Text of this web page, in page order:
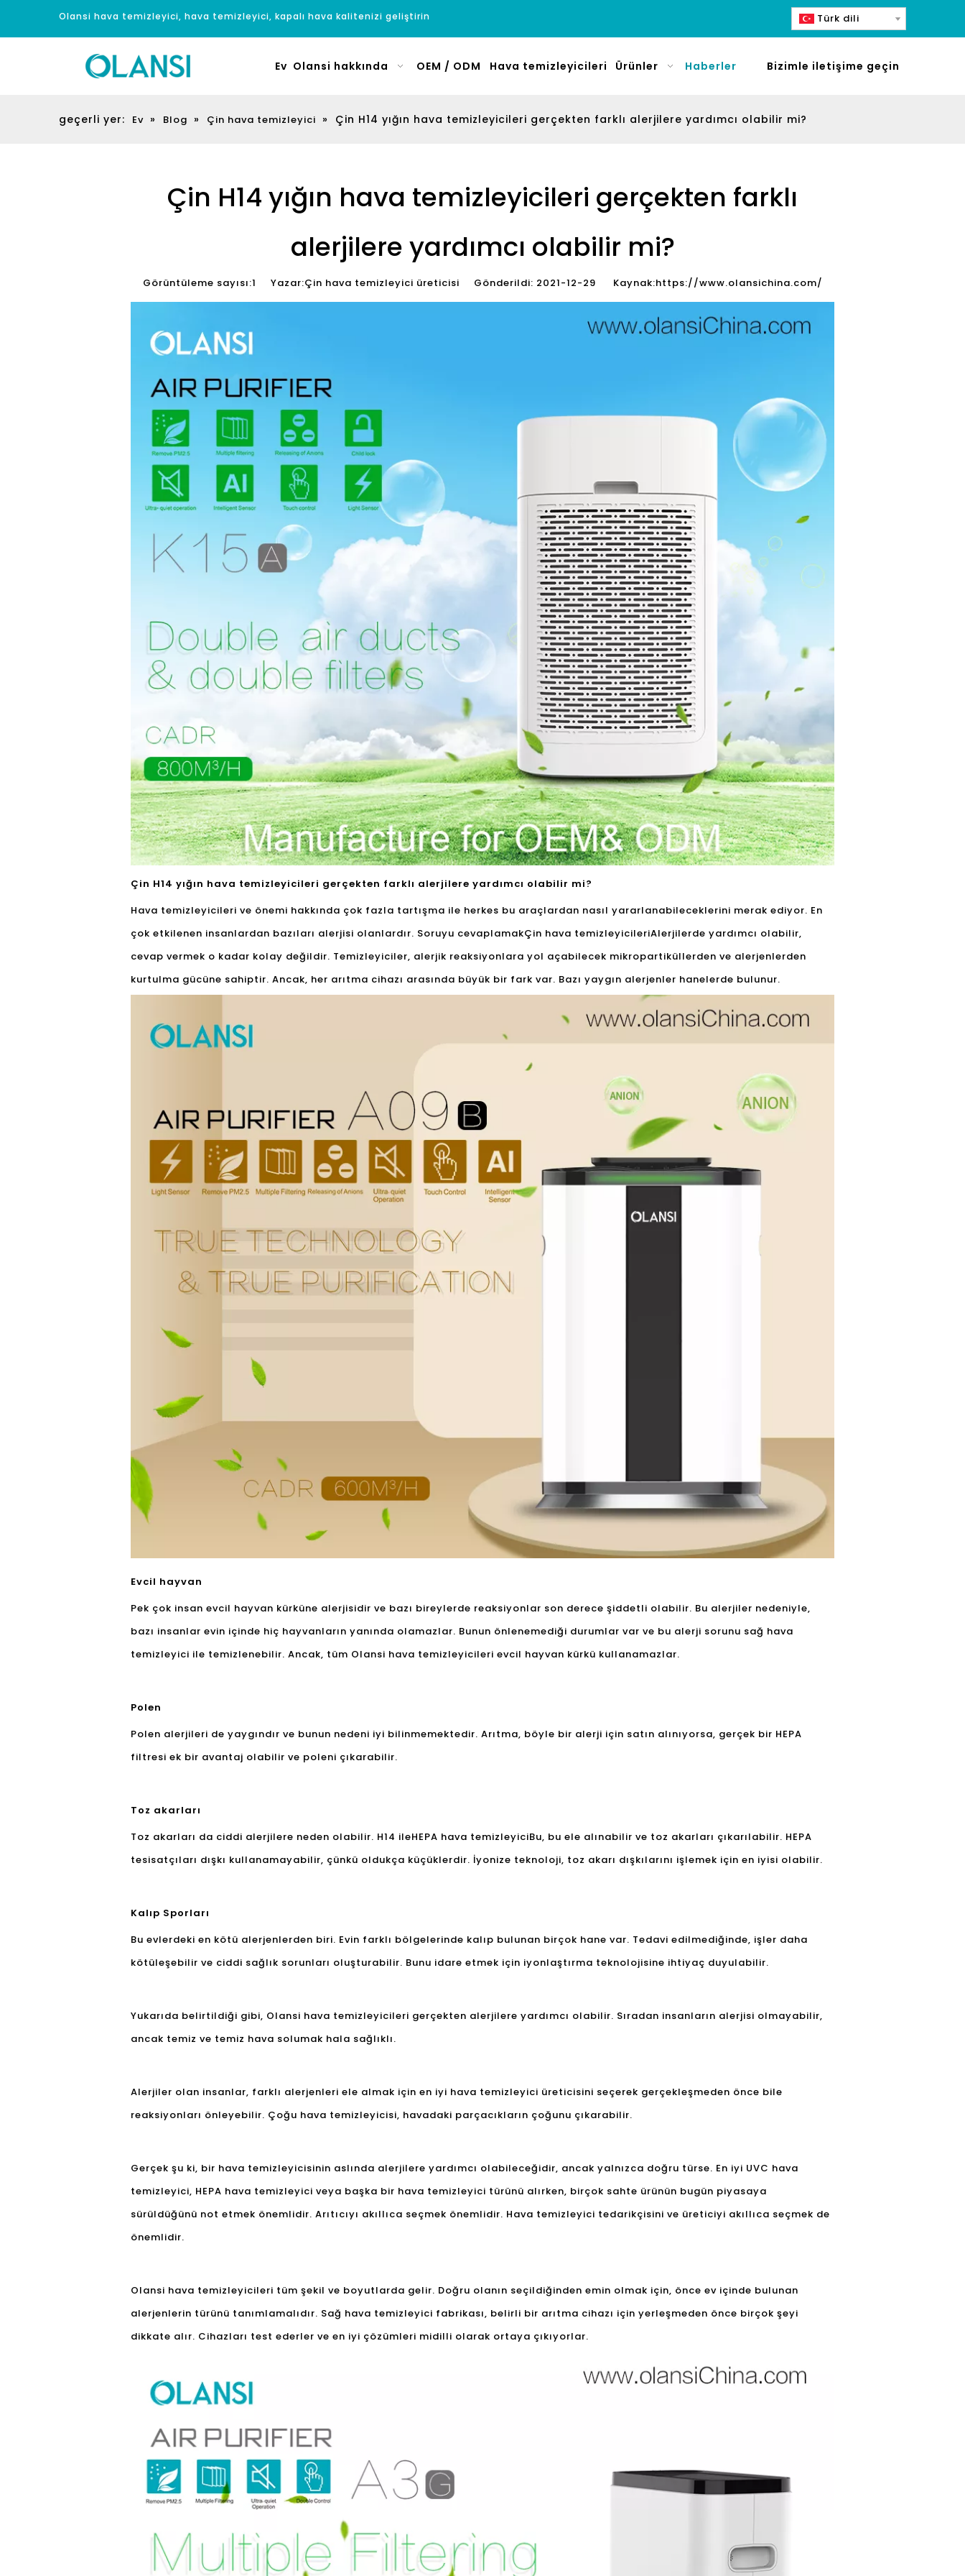
Olansi hava temizleyici, hava temizleyici, kapalı hava kalitenizi geliştirin Türk dili
Ev Olansi hakkında OEM / ODM Hava temizleyicileri Ürünler Haberler Bizimle iletişime geçin
geçerli yer: Ev » Blog » Çin hava temizleyici » Çin H14 yığın hava temizleyicileri gerçekten farklı alerjilere yardımcı olabilir mi?
Çin H14 yığın hava temizleyicileri gerçekten farklı
alerjilere yardımcı olabilir mi?
Görüntüleme sayısı:1 Yazar:Çin hava temizleyici üreticisi Gönderildi: 2021-12-29 Kaynak:https://www.olansichina.com/
Çin H14 yığın hava temizleyicileri gerçekten farklı alerjilere yardımcı olabilir mi?
Hava temizleyicileri ve önemi hakkında çok fazla tartışma ile herkes bu araçlardan nasıl yararlanabileceklerini merak ediyor. En
çok etkilenen insanlardan bazıları alerjisi olanlardır. Soruyu cevaplamakÇin hava temizleyicileriAlerjilerde yardımcı olabilir,
cevap vermek o kadar kolay değildir. Temizleyiciler, alerjik reaksiyonlara yol açabilecek mikropartiküllerden ve alerjenlerden
kurtulma gücüne sahiptir. Ancak, her arıtma cihazı arasında büyük bir fark var. Bazı yaygın alerjenler hanelerde bulunur.
Evcil hayvan
Pek çok insan evcil hayvan kürküne alerjisidir ve bazı bireylerde reaksiyonlar son derece şiddetli olabilir. Bu alerjiler nedeniyle,
bazı insanlar evin içinde hiç hayvanların yanında olamazlar. Bunun önlenemediği durumlar var ve bu alerji sorunu sağ hava
temizleyici ile temizlenebilir. Ancak, tüm Olansi hava temizleyicileri evcil hayvan kürkü kullanamazlar.
Polen
Polen alerjileri de yaygındır ve bunun nedeni iyi bilinmemektedir. Arıtma, böyle bir alerji için satın alınıyorsa, gerçek bir HEPA
filtresi ek bir avantaj olabilir ve poleni çıkarabilir.
Toz akarları
Toz akarları da ciddi alerjilere neden olabilir. H14 ileHEPA hava temizleyiciBu, bu ele alınabilir ve toz akarları çıkarılabilir. HEPA
tesisatçıları dışkı kullanamayabilir, çünkü oldukça küçüklerdir. İyonize teknoloji, toz akarı dışkılarını işlemek için en iyisi olabilir.
Kalıp Sporları
Bu evlerdeki en kötü alerjenlerden biri. Evin farklı bölgelerinde kalıp bulunan birçok hane var. Tedavi edilmediğinde, işler daha
kötüleşebilir ve ciddi sağlık sorunları oluşturabilir. Bunu idare etmek için iyonlaştırma teknolojisine ihtiyaç duyulabilir.
Yukarıda belirtildiği gibi, Olansi hava temizleyicileri gerçekten alerjilere yardımcı olabilir. Sıradan insanların alerjisi olmayabilir,
ancak temiz ve temiz hava solumak hala sağlıklı.
Alerjiler olan insanlar, farklı alerjenleri ele almak için en iyi hava temizleyici üreticisini seçerek gerçekleşmeden önce bile
reaksiyonları önleyebilir. Çoğu hava temizleyicisi, havadaki parçacıkların çoğunu çıkarabilir.
Gerçek şu ki, bir hava temizleyicisinin aslında alerjilere yardımcı olabileceğidir, ancak yalnızca doğru türse. En iyi UVC hava
temizleyici, HEPA hava temizleyici veya başka bir hava temizleyici türünü alırken, birçok sahte ürünün bugün piyasaya
sürüldüğünü not etmek önemlidir. Arıtıcıyı akıllıca seçmek önemlidir. Hava temizleyici tedarikçisini ve üreticiyi akıllıca seçmek de
önemlidir.
Olansi hava temizleyicileri tüm şekil ve boyutlarda gelir. Doğru olanın seçildiğinden emin olmak için, önce ev içinde bulunan
alerjenlerin türünü tanımlamalıdır. Sağ hava temizleyici fabrikası, belirli bir arıtma cihazı için yerleşmeden önce birçok şeyi
dikkate alır. Cihazları test ederler ve en iyi çözümleri midilli olarak ortaya çıkıyorlar.